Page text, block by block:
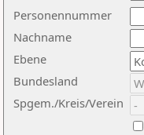
Nachname
Ebene
Personennummer
Bundesland
Spgem./Kreis/Verein